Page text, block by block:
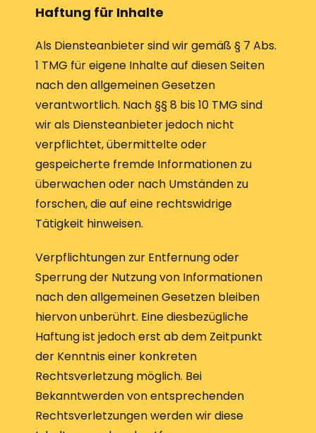
Haftung für Inhalte
Als Diensteanbieter sind wir gemäß § 7 Abs.
1 TMG für eigene Inhalte auf diesen Seiten
nach den allgemeinen Gesetzen
verantwortlich. Nach §§ 8 bis 10 TMG sind
wir als Diensteanbieter jedoch nicht
verpflichtet, übermittelte oder
gespeicherte fremde Informationen zu
überwachen oder nach Umständen zu
forschen, die auf eine rechtswidrige
Tätigkeit hinweisen.
Verpflichtungen zur Entfernung oder
Sperrung der Nutzung von Informationen
nach den allgemeinen Gesetzen bleiben
hiervon unberührt. Eine diesbezügliche
Haftung ist jedoch erst ab dem Zeitpunkt
der Kenntnis einer konkreten
Rechtsverletzung möglich. Bei
Bekanntwerden von entsprechenden
Rechtsverletzungen werden wir diese